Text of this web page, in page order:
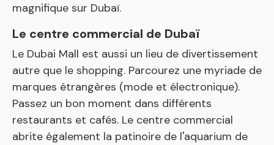
magnifique sur Dubaï.
Le centre commercial de Dubaï
Le Dubai Mall est aussi un lieu de divertissement
autre que le shopping. Parcourez une myriade de
marques étrangères (mode et électronique).
Passez un bon moment dans différents
restaurants et cafés. Le centre commercial
abrite également la patinoire de l'aquarium de